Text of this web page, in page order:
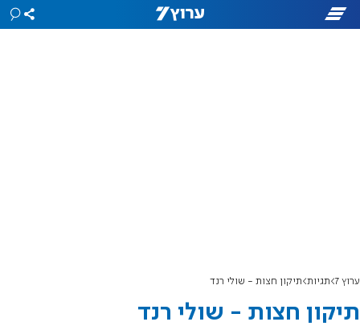
ערוץ 7 תגיות תיקון חצות - שולי רנד
תיקון חצות - שולי רנד